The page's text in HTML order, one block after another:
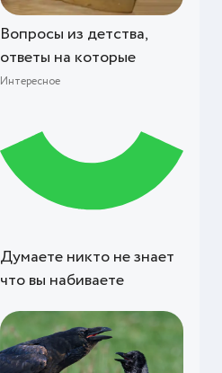
Вопросы из детства,
ответы на которые
Интересное
Думаете никто не знает
что вы набиваете